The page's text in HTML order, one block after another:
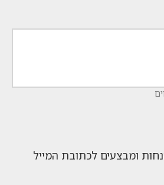
ומבצעים לכתובת המייל